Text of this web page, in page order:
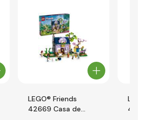
LEGO® Friends
42669 Casa de